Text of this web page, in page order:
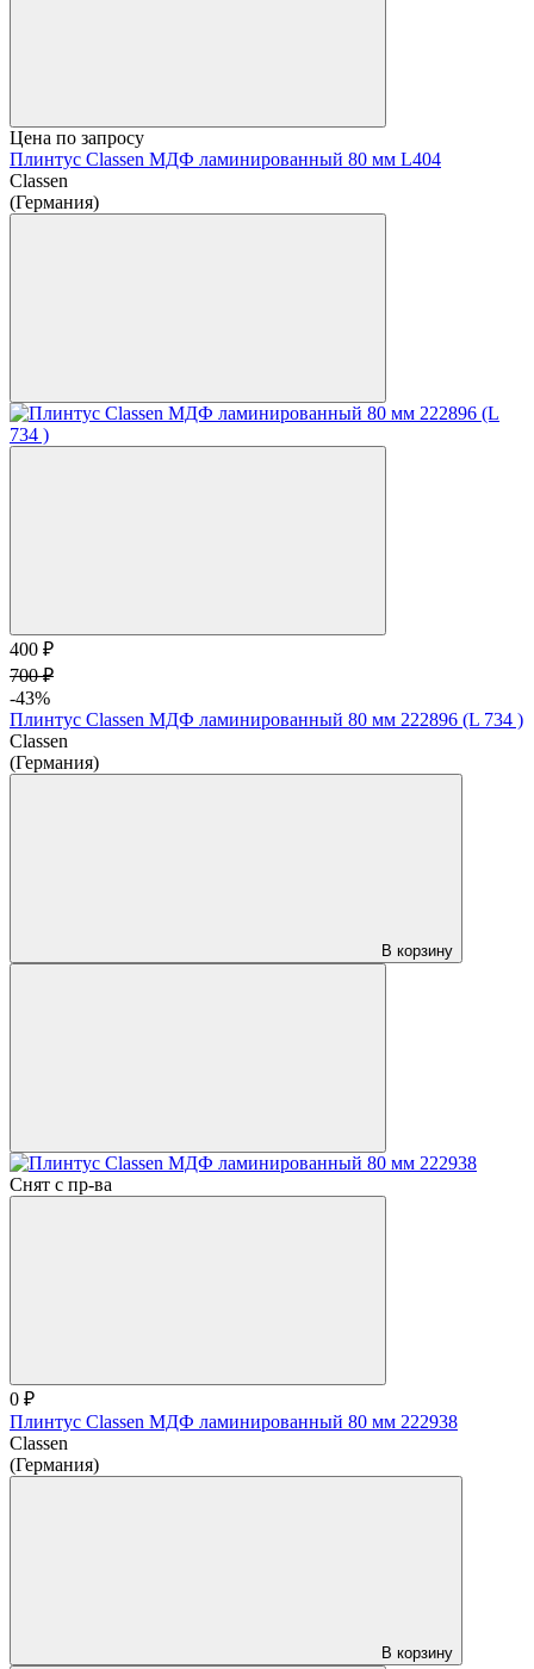
Цена по запросу
Плинтус Classen МДФ ламинированный 80 мм L404
Classen
(Германия)
400 ₽
700 ₽
-43%
Плинтус Classen МДФ ламинированный 80 мм 222896 (L 734 )
Classen
(Германия)
В корзину
Снят с пр-ва
0 ₽
Плинтус Classen МДФ ламинированный 80 мм 222938
Classen
(Германия)
В корзину